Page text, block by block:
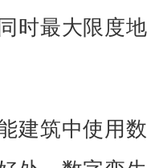
时最大限度地
建筑中使用数